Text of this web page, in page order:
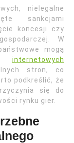
nielegalne
sankcjami
koncesji czy
W
mogą
internetowych
stron, co
podkreślić, że
się do
rynku gier.